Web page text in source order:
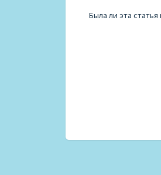
Была ли эта статья